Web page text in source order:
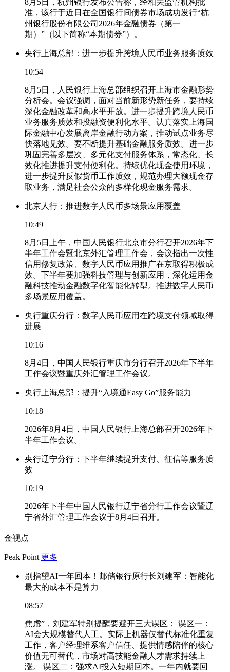
准，该行于近日在全国银行间债券市场成功发行“杭
州银行股份有限公司2026年金融债券（第一
期）”（以下简称“本期债券”）。
央行上海总部：进一步提升跨境人民币业务服务质效
10:54
8月5日，人民银行上海总部组织召开上海市金融形势
分析会。会议强调，面对当前新形势新任务，要持续
深化金融改革和高水平开放。进一步提升跨境人民币
业务服务质效和投融资便利化水平。认真落实上海国
际金融中心发展离岸金融行动方案，推动试点业务尽
快落地见效。要不断提升基础金融服务质效。进一步
巩固完善多层次、多元化支付服务体系，常态化、长
效化推进提升支付便利化。持续优化现金使用环境，
进一步提升反假货币工作质效，规范办理大额现金存
取业务，满足社会公众的多样化现金服务需求。
北京人行：推进数字人民币多场景应用覆盖
10:49
8月5日上午，中国人民银行北京市分行召开2026年下
半年工作会暨北京外汇管理工作会，会议指出一次性
信用修复政策、数字人民币应用推广在京取得积极成
效。下半年要加强科技管理与创新应用，深化运用金
融科技推动金融数字化智能化转型。推进数字人民币
多场景应用覆盖。
央行重庆分行：数字人民币应用在跨境支付领域取得
进展
10:16
8月4日，中国人民银行重庆市分行召开2026年下半年
工作会议暨重庆外汇管理工作会议。
央行上海总部：提升“入境通Easy Go”服务能力
10:18
2026年8月4日，中国人民银行上海总部召开2026年下
半年工作会议。
央行辽宁分行：下半年继续提升支付、征信等服务质
效
10:19
2026年下半年中国人民银行辽宁省分行工作会议暨辽
宁省外汇管理工作会议于8月4日召开。
金视点
Peak Point 更多
别指望AI一年回本！邮储银行原行长刘建军：智能化
最大的成本不是算力
08:57
焦虑”，刘建军特别提醒要避开三大误区： 误区一：
AI会大规模替代人工。实际上机器仅替代标准化重复
工作，客户经理维系客户信任、提供情感陪伴的核心
价值无可替代，市场对高技能金融人才需求持续上
涨。 误区二：强求AI投入短期回本。一年内就要回